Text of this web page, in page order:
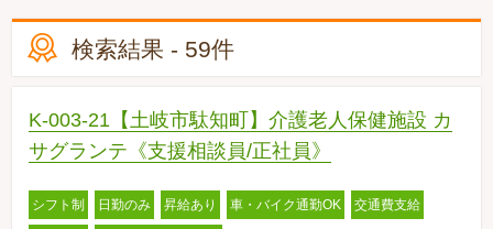
検索結果 - 59件
K-003-21【土岐市駄知町】介護老人保健施設 カ
サグランテ《支援相談員/正社員》
シフト制 日勤のみ 昇給あり 車・バイク通勤OK 交通費支給